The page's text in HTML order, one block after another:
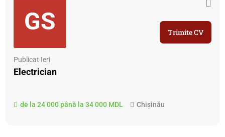
GS
Publicat Ieri
Electrician
de la 24 000 până la 34 000 MDL Chișinău
Trimite CV